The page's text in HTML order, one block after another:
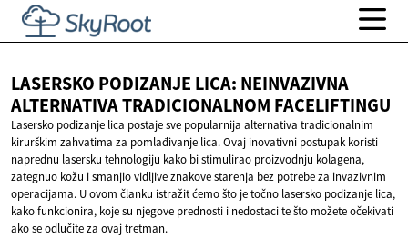
LASERSKO PODIZANJE LICA: NEINVAZIVNA
ALTERNATIVATRADICIONALNOM FACELIFTINGU
Lasersko podizanje lica postaje sve popularnija alternativa tradicionalnim
kirurškim zahvatima za pomlađivanje lica. Ovaj inovativni postupak koristi
naprednu lasersku tehnologiju kako bi stimulirao proizvodnju kolagena,
zategnuo kožu i smanjio vidljive znakove starenja bez potrebe za invazivnim
operacijama. U ovom članku istražit ćemo što je točno lasersko podizanje lica,
kako funkcionira, koje su njegove prednosti i nedostaci te što možete očekivati
ako se odlučite za ovaj tretman.